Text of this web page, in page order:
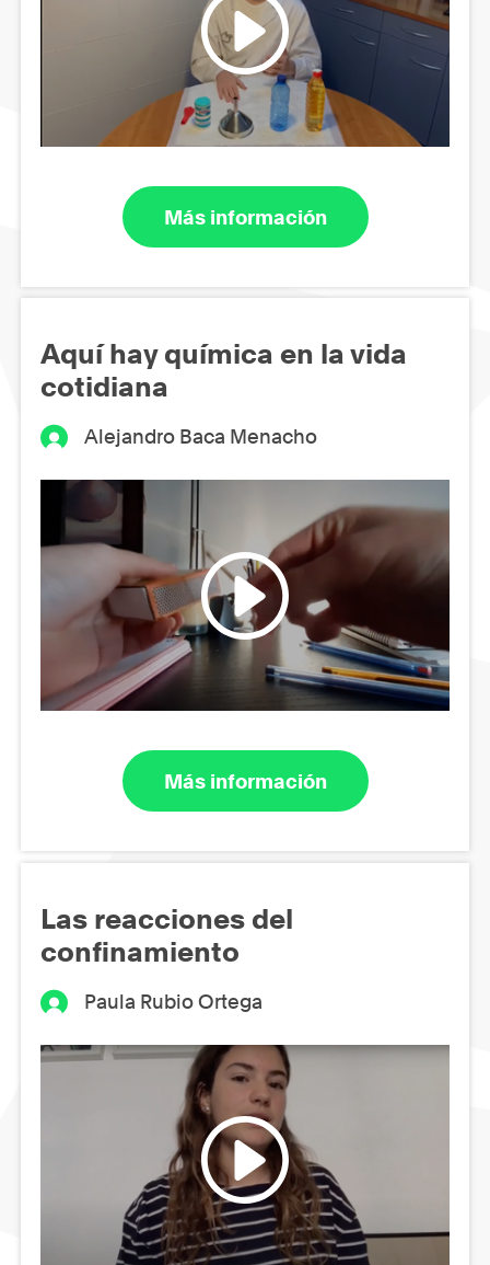
Más información
Aquí hay química en la vida
cotidiana
Alejandro Baca Menacho
Más información
Las reacciones del
confinamiento
Paula Rubio Ortega